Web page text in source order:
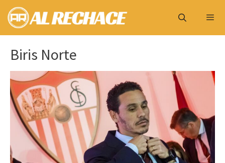
Saltar
contenido
Biris Norte